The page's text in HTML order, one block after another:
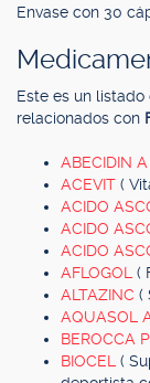
Envase con 30
Este es un
relacionados con
ABECIDIN
ACEVIT (
ACIDO
ACIDO
ACIDO
AFLOGOL (
ALTAZINC (
AQUASOL
BEROCCA
BIOCEL (